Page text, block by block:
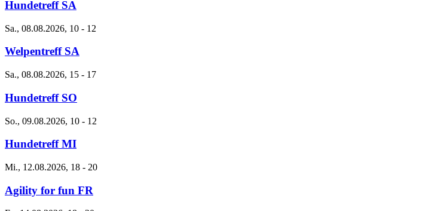
Hundetreff SA
Sa., 08.08.2026, 10 - 12
Welpentreff SA
Sa., 08.08.2026, 15 - 17
Hundetreff SO
So., 09.08.2026, 10 - 12
Hundetreff MI
Mi., 12.08.2026, 18 - 20
Agility for fun FR